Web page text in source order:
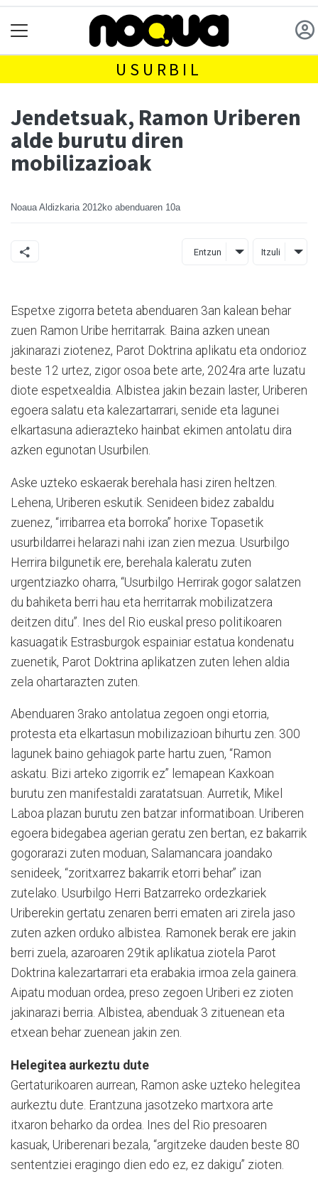
USURBIL
Jendetsuak, Ramon Uriberen
alde burutu diren
mobilizazioak
Noaua Aldizkaria 2012ko abenduaren 10a
Entzun Itzuli
Espetxe zigorra beteta abenduaren 3an kalean behar
zuen Ramon Uribe herritarrak. Baina azken unean
jakinarazi ziotenez, Parot Doktrina aplikatu eta ondorioz
beste 12 urtez, zigor osoa bete arte, 2024ra arte luzatu
diote espetxealdia. Albistea jakin bezain laster, Uriberen
egoera salatu eta kalezartarrari, senide eta lagunei
elkartasuna adierazteko hainbat ekimen antolatu dira
azken egunotan Usurbilen.
Aske uzteko eskaerak berehala hasi ziren heltzen.
Lehena, Uriberen eskutik. Senideen bidez zabaldu
zuenez, “irribarrea eta borroka” horixe Topasetik
usurbildarrei helarazi nahi izan zien mezua. Usurbilgo
Herrira bilgunetik ere, berehala kaleratu zuten
urgentziazko oharra, “Usurbilgo Herrirak gogor salatzen
du bahiketa berri hau eta herritarrak mobilizatzera
deitzen ditu”. Ines del Rio euskal preso politikoaren
kasuagatik Estrasburgok espainiar estatua kondenatu
zuenetik, Parot Doktrina aplikatzen zuten lehen aldia
zela ohartarazten zuten.
Abenduaren 3rako antolatua zegoen ongi etorria,
protesta eta elkartasun mobilizazioan bihurtu zen. 300
lagunek baino gehiagok parte hartu zuen, “Ramon
askatu. Bizi arteko zigorrik ez” lemapean Kaxkoan
burutu zen manifestaldi zaratatsuan. Aurretik, Mikel
Laboa plazan burutu zen batzar informatiboan. Uriberen
egoera bidegabea agerian geratu zen bertan, ez bakarrik
gogorarazi zuten moduan, Salamancara joandako
senideek, “zoritxarrez bakarrik etorri behar” izan
zutelako. Usurbilgo Herri Batzarreko ordezkariek
Uriberekin gertatu zenaren berri ematen ari zirela jaso
zuten azken orduko albistea. Ramonek berak ere jakin
berri zuela, azaroaren 29tik aplikatua ziotela Parot
Doktrina kalezartarrari eta erabakia irmoa zela gainera.
Aipatu moduan ordea, preso zegoen Uriberi ez zioten
jakinarazi berria. Albistea, abenduak 3 zituenean eta
etxean behar zuenean jakin zen.
Helegitea aurkeztu dute
Gertaturikoaren aurrean, Ramon aske uzteko helegitea
aurkeztu dute. Erantzuna jasotzeko martxora arte
itxaron beharko da ordea. Ines del Rio presoaren
kasuak, Uriberenari bezala, “argitzeke dauden beste 80
sententziei eragingo dien edo ez, ez dakigu” zioten.